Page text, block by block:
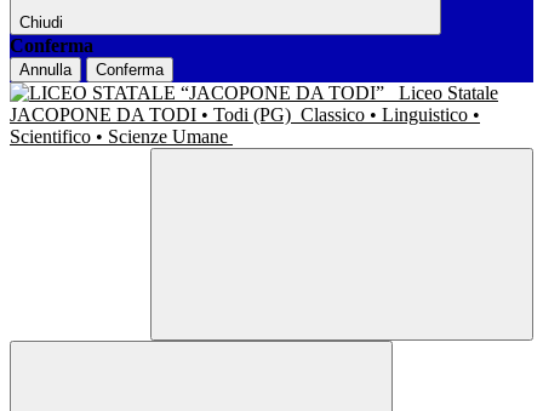
Chiudi
Conferma
Annulla Conferma
Liceo Statale
JACOPONE DA TODI • Todi (PG) Classico • Linguistico •
Scientifico • Scienze Umane